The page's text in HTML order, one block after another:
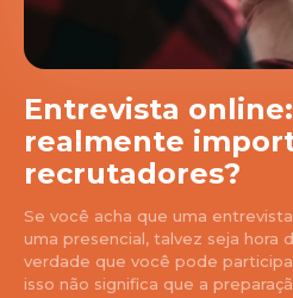
Entrevista
realmente
recrutadores?
Se você acha que uma
uma presencial, talvez seja hora
verdade que você pode
isso não significa que a